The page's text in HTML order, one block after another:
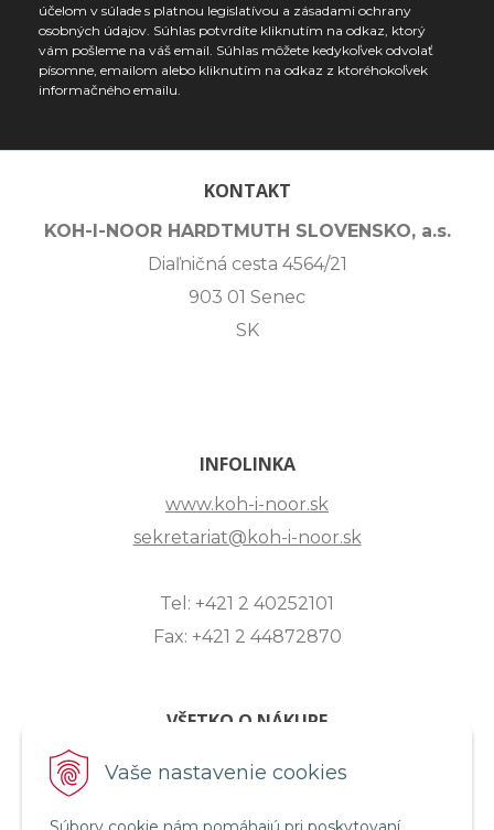
Vaše nastavenie cookies
účelom v súlade s platnou legislatívou a zásadami ochrany
osobných údajov. Súhlas potvrdíte kliknutím na odkaz, ktorý
vám pošleme na váš email. Súhlas môžete kedykoľvek odvolať
písomne, emailom alebo kliknutím na odkaz z ktoréhokoľvek
informačného emailu.
KONTAKT
KOH-I-NOOR HARDTMUTH SLOVENSKO, a.s.
Diaľničná cesta 4564/21
903 01 Senec
SK
INFOLINKA
www.koh-i-noor.sk
sekretariat@koh-i-noor.sk
Tel: +421 2 40252101
Fax: +421 2 44872870
VŠETKO O NÁKUPE
ZASLANIE OTÁZKY